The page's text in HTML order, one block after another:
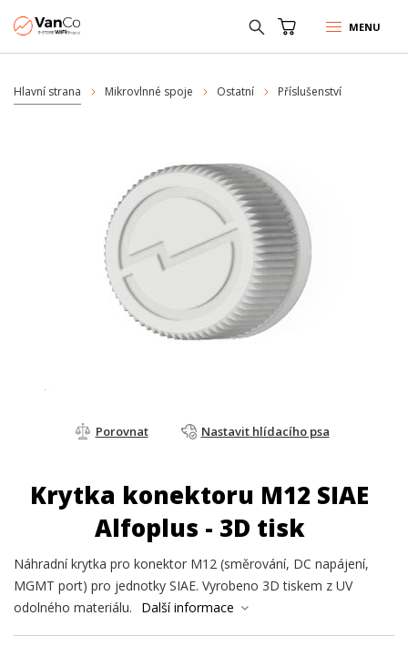
MENU
Hlavní strana Mikrovlnné spoje Ostatní Příslušenství
Porovnat Nastavit hlídacího psa
Krytka konektoru M12 SIAE
Alfoplus - 3D tisk
Náhradní krytka pro konektor M12 (směrování, DC napájení,
MGMT port) pro jednotky SIAE. Vyrobeno 3D tiskem z UV
odolného materiálu.
Další informace